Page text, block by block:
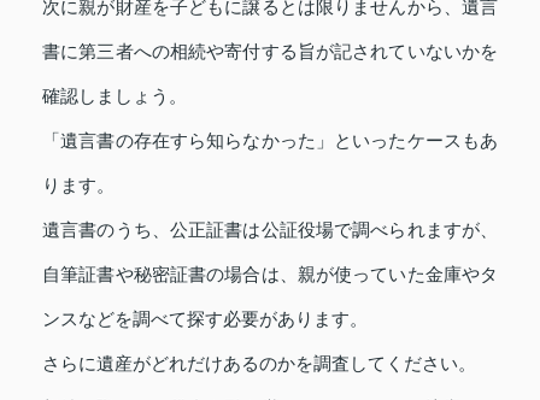
次に親が財産を子どもに譲るとは限りませんから、遺言
書に第三者への相続や寄付する旨が記されていないかを
確認しましょう。
「遺言書の存在すら知らなかった」といったケースもあ
ります。
遺言書のうち、公正証書は公証役場で調べられますが、
自筆証書や秘密証書の場合は、親が使っていた金庫やタ
ンスなどを調べて探す必要があります。
さらに遺産がどれだけあるのかを調査してください。